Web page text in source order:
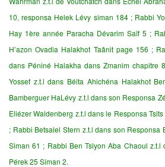
10, responsa Helek Lévy siman 184 ; Rabbi
Hay 1ère année Paracha Dévarim Saïf 5 ;
H’azon Ovadia Halakhot Taânit page 156 ;
dans Péniné Halakha dans Zmanim chapitre
Yossef z.t.l dans Béita Ahichéna Halakhot
Bamberguer HaLévy z.t.l dans son Responsa
Eliézer Waldenberg z.t.l dans le Responsa
; Rabbi Betsalel Stern z.t.l dans son Responsa
Siman 61 ; Rabbi Ben Tsiyon Aba Chaoul z.t.l
Pérek 25 Siman 2.